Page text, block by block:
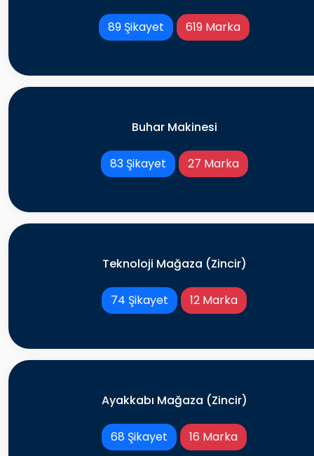
89 Şikayet 619 Marka
Buhar Makinesi
83 Şikayet 27 Marka
Teknoloji Mağaza (Zincir)
74 Şikayet 12 Marka
Ayakkabı Mağaza (Zincir)
68 Şikayet 16 Marka